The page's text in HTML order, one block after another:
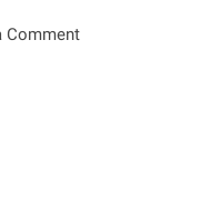
Comment